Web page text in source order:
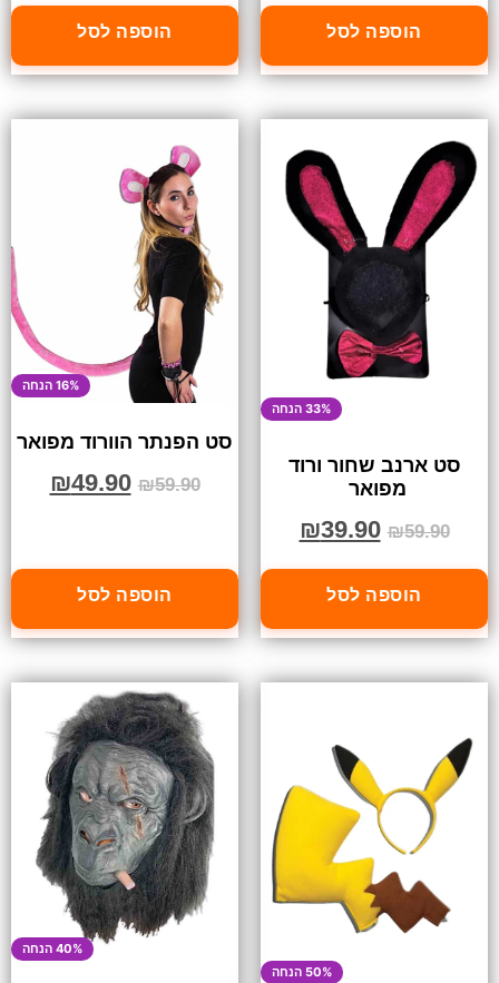
הוספה לסל הוספה לסל
33% הנחה
סט ארנב שחור ורוד
מפואר
₪59.90
₪39.90
הוספה לסל
16% הנחה
סט הפנתר הוורוד מפואר
₪59.90
₪49.90
הוספה לסל
50% הנחה
40% הנחה